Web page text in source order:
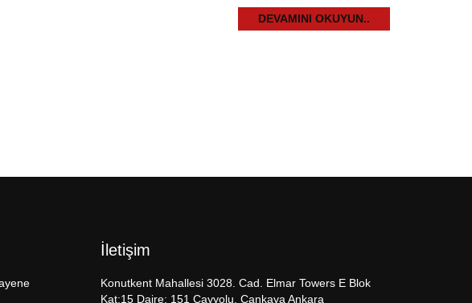
DEVAMINI OKUYUN..
İletişim
Konutkent Mahallesi 3028. Cad. Elmar Towers E Blok
Kat:15 Daire: 151 Çayyolu, Çankaya Ankara